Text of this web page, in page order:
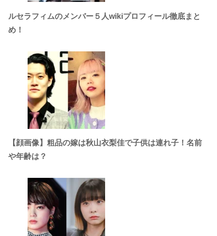
ルセラフィムのメンバー５人wikiプロフィール徹底まと
め！
【顔画像】粗品の嫁は秋山衣梨佳で子供は連れ子！名前
や年齢は？